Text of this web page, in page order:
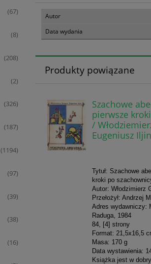
(67)
(8)
(208)
(2)
(326)
(187)
(1194)
(97)
(39)
(38)
(16)
Autor
Data wydania
Produkty powiązane
Szachowe
pierwsze
/
Eugeniusz Iljin
Tytuł: Szachowe
kroki po
Autor: Włodzimierz
Przełożył: Andrzej
Adres wydawniczy:
Raduga, 1984
84, [4] strony
Format: 21,5x16,5
Masa: 170 g
Data wystawienia:
Książka jest w